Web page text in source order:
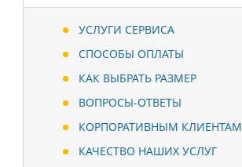
УСЛУГИ СЕРВИСА
СПОСОБЫ ОПЛАТЫ
КАК ВЫБРАТЬ РАЗМЕР
ВОПРОСЫ-ОТВЕТЫ
КОРПОРАТИВНЫМ КЛИЕНТАМ
КАЧЕСТВО НАШИХ УСЛУГ